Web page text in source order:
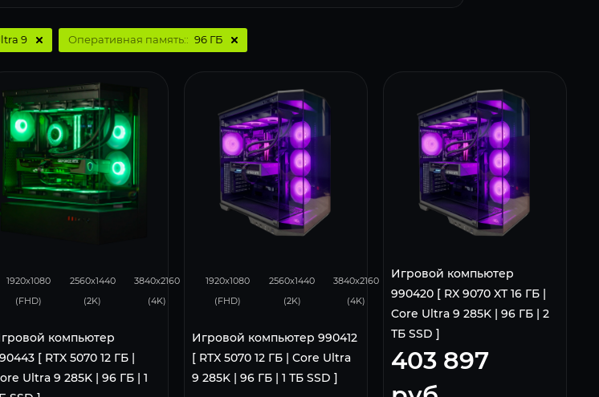
9 Оперативная память:: 96 ГБ
1920x1080
(FHD)
2560x1440
(2K)
3840x2160
(4K)
компьютер
[ RTX 5070 12 ГБ |
Ultra 9 285K | 96 ГБ | 1
1920x1080
(FHD)
2560x1440
(2K)
3840x2160
(4K)
Игровой компьютер 990412
[ RTX 5070 12 ГБ | Core Ultra
9 285K | 96 ГБ | 1 ТБ SSD ]
Игровой компьютер
990420 [ RX 9070 XT 16 ГБ |
Core Ultra 9 285K | 96 ГБ | 2
ТБ SSD ]
403 897